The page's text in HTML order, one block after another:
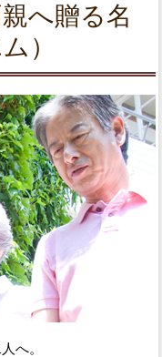
へ贈る名
）
へ。